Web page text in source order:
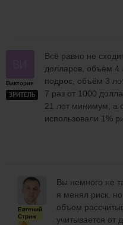
Виктория
ЗРИТЕЛЬ
Всё равно не
долларов, объём 4
подрос, объём 3
7 раз от 1000
21 лот минимум, а
использовали 1%
Евгений
Стриж
Вы немного не
я менял риск,
объем
учитывается от